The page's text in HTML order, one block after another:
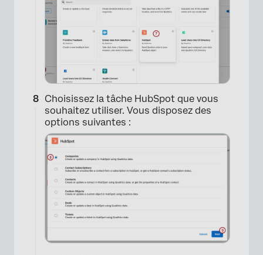
Choisissez la tâche HubSpot que vous
souhaitez utiliser. Vous disposez des
options suivantes :